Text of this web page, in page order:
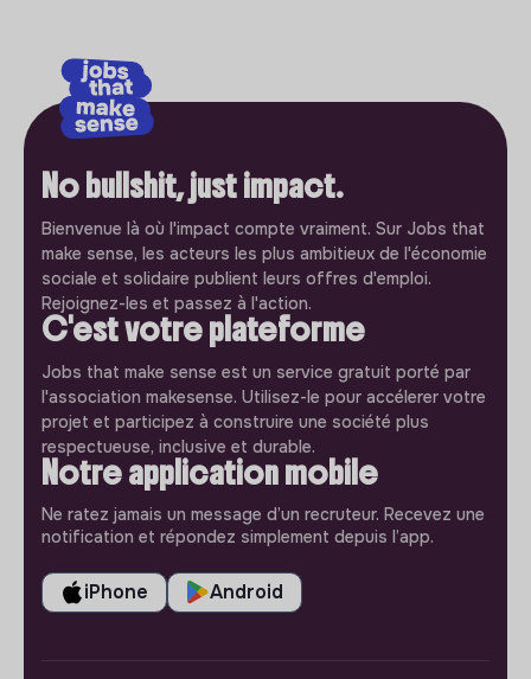
No bullshit, just impact.
Bienvenue là où l'impact compte vraiment. Sur Jobs that
make sense, les acteurs les plus ambitieux de l'économie
sociale et solidaire publient leurs offres d'emploi.
Rejoignez-les et passez à l'action.
C'est votre plateforme
Jobs that make sense est un service gratuit porté par
l'association makesense. Utilisez-le pour accélerer votre
projet et participez à construire une société plus
respectueuse, inclusive et durable.
Notre application mobile
Ne ratez jamais un message d’un recruteur. Recevez une
notification et répondez simplement depuis l’app.
iPhone Android